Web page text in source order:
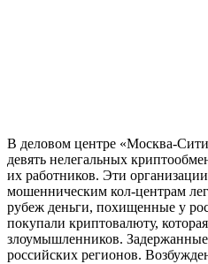
В деловом центре «Москва-
девять нелегальных
их работников. Эти
мошенническим кол-центрам
рубеж деньги, похищенные у
покупали криптовалюту,
злоумышленников.
российских регионов.